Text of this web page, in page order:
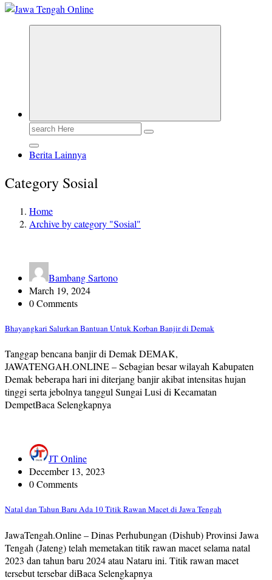
Search
Berita Lainnya
Category Sosial
Home
Archive by category "Sosial"
Bambang Sartono
March 19, 2024
0 Comments
Bhayangkari Salurkan Bantuan Untuk Korban Banjir di Demak
Tanggap bencana banjir di Demak DEMAK,
JAWATENGAH.ONLINE – Sebagian besar wilayah Kabupaten
Demak beberapa hari ini diterjang banjir akibat intensitas hujan
tinggi serta jebolnya tanggul Sungai Lusi di Kecamatan
DempetBaca Selengkapnya
JT Online
December 13, 2023
0 Comments
Natal dan Tahun Baru Ada 10 Titik Rawan Macet di Jawa Tengah
JawaTengah.Online – Dinas Perhubungan (Dishub) Provinsi Jawa
Tengah (Jateng) telah memetakan titik rawan macet selama natal
2023 dan tahun baru 2024 atau Nataru ini. Titik rawan macet
tersebut tersebar diBaca Selengkapnya